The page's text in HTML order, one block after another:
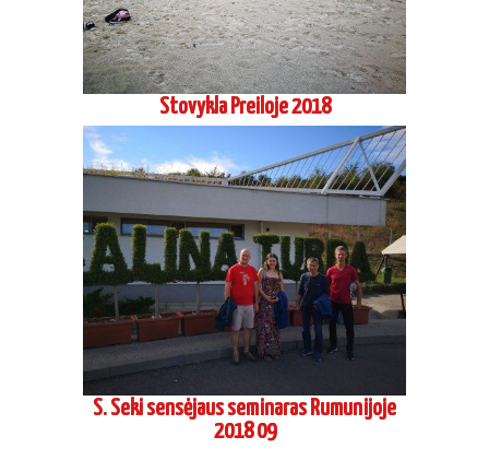
Stovykla Preiloje 2018
S. Seki sensėjaus seminaras Rumunijoje
2018 09